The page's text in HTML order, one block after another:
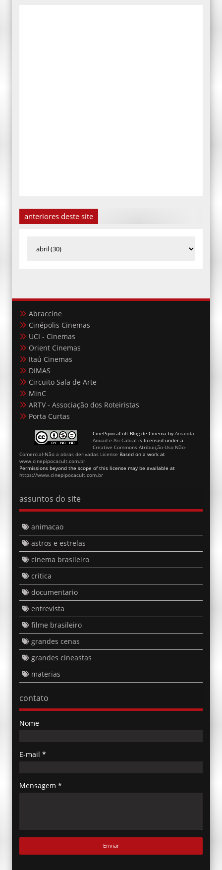
anteriores deste site
Abraccine
Cinépolis Cinemas
UCI - Cinemas
Orient Cinemas
Itaú Cinemas
DIMAS
Circuito Sala de Arte
MinC
ARTV - Associação dos Roteiristas
Porta Curtas
CinePipocaCult Blog de Cinema by Amanda
Aouad e Ari Cabral is licensed under a
Creative Commons Atribuição-Uso Não-
Comercial-Não a obras derivadas License Based on a work at
www.cinepipocacult.com.br
Permissions beyond the scope of this license may be available at
https://www.cinepipocacult.com.br
assuntos do site
animacao
astros e estrelas
cinema brasileiro
critica
documentario
entrevista
filme brasileiro
grandes cenas
grandes cineastas
materias
contato
Nome
E-mail *
Mensagem *